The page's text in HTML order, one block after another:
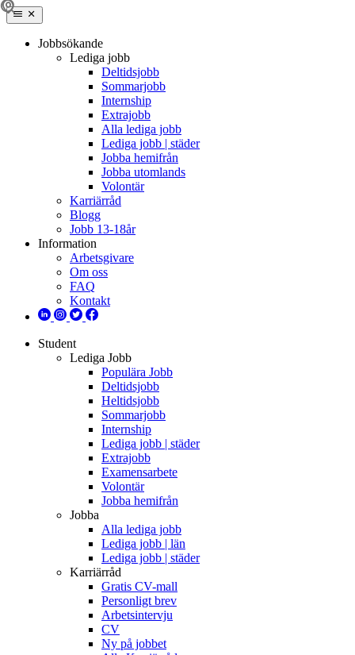
Jobbsökande
Lediga jobb
Deltidsjobb
Sommarjobb
Internship
Extrajobb
Alla lediga jobb
Lediga jobb | städer
Jobba hemifrån
Jobba utomlands
Volontär
Karriärråd
Blogg
Jobb 13-18år
Information
Arbetsgivare
Om oss
FAQ
Kontakt
Student
Lediga Jobb
Populära Jobb
Deltidsjobb
Heltidsjobb
Sommarjobb
Internship
Lediga jobb | städer
Extrajobb
Examensarbete
Volontär
Jobba hemifrån
Jobba
Alla lediga jobb
Lediga jobb | län
Lediga jobb | städer
Karriärråd
Gratis CV-mall
Personligt brev
Arbetsintervju
CV
Ny på jobbet